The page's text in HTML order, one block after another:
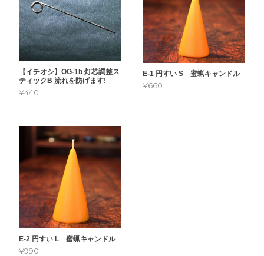
【イチオシ】OG-1b 灯芯調整ス
ティックB 流れを防げます!
¥440
E-1 円すい S 蜜蝋キャンドル
¥660
E-2 円すい L 蜜蝋キャンドル
¥990